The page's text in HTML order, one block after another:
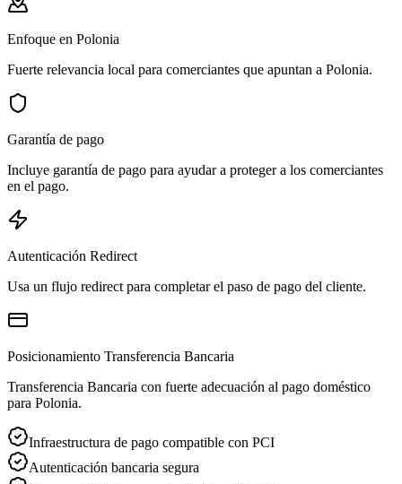
Enfoque en Polonia
Fuerte relevancia local para comerciantes que apuntan a Polonia.
Garantía de pago
Incluye garantía de pago para ayudar a proteger a los comerciantes
en el pago.
Autenticación Redirect
Usa un flujo redirect para completar el paso de pago del cliente.
Posicionamiento Transferencia Bancaria
Transferencia Bancaria con fuerte adecuación al pago doméstico
para Polonia.
Infraestructura de pago compatible con PCI
Autenticación bancaria segura